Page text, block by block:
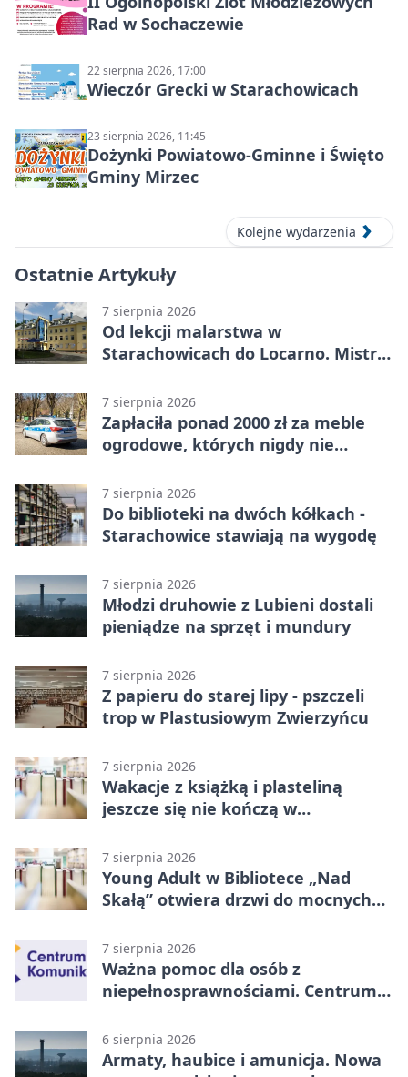
Rad w Sochaczewie
22 sierpnia 2026, 17:00
Wieczór Grecki w Starachowicach
23 sierpnia 2026, 11:45
Dożynki Powiatowo-Gminne i Święto
Gminy Mirzec
Kolejne wydarzenia
Ostatnie Artykuły
7 sierpnia 2026
Od lekcji malarstwa w
Starachowicach do Locarno. Mistrz
7 sierpnia 2026
Zapłaciła ponad 2000 zł za meble
ogrodowe, których nigdy nie
7 sierpnia 2026
Do biblioteki na dwóch kółkach -
Starachowice stawiają na wygodę
7 sierpnia 2026
Młodzi druhowie z Lubieni dostali
pieniądze na sprzęt i mundury
7 sierpnia 2026
Z papieru do starej lipy - pszczeli
trop w Plastusiowym Zwierzyńcu
7 sierpnia 2026
Wakacje z książką i plasteliną
jeszcze się nie kończą w
7 sierpnia 2026
Young Adult w Bibliotece „Nad
Skałą” otwiera drzwi do mocnych
7 sierpnia 2026
Ważna pomoc dla osób z
niepełnosprawnościami. Centrum
6 sierpnia 2026
Armaty, haubice i amunicja. Nowa